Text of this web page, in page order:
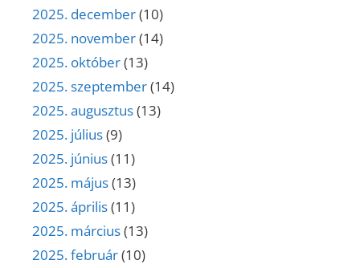
2025. december(10)
2025. november(14)
2025. október(13)
2025. szeptember(14)
2025. augusztus(13)
2025. július(9)
2025. június(11)
2025. május(13)
2025. április(11)
2025. március(13)
2025. február(10)